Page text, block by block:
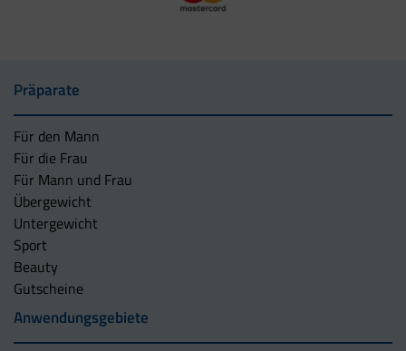
Präparate
Für den Mann
Für die Frau
Für Mann und Frau
Übergewicht
Untergewicht
Sport
Beauty
Gutscheine
Anwendungsgebiete